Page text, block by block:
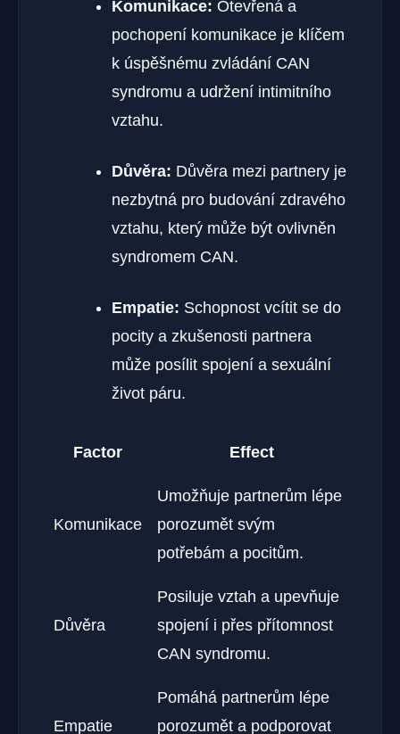
Komunikace: Otevřená⁤ a⁤
pochopení komunikace​ je klíčem
k úspěšnému zvládání CAN
syndromu a udržení intimitního
vztahu.
Důvěra: Důvěra mezi partnery je
nezbytná pro budování zdravého
vztahu, který může ⁤být ovlivněn⁣
syndromem CAN.
Empatie: Schopnost vcítit‌ se do
pocity a ⁢zkušenosti ⁤partnera
může posílit spojení a sexuální
život páru.
Factor Effect
Komunikace
Umožňuje partnerům lépe
porozumět svým
potřebám a pocitům.
Důvěra
Posiluje vztah a‌ upevňuje
spojení i přes přítomnost
CAN syndromu.
Empatie
Pomáhá partnerům lépe
porozumět a podporovat